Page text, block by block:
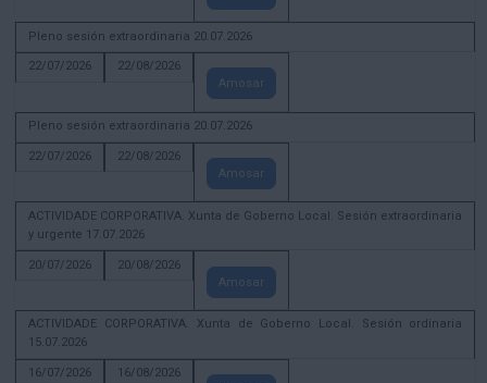
Pleno sesión extraordinaria 20.07.2026
22/07/2026
22/08/2026
Amosar
Pleno sesión extraordinaria 20.07.2026
22/07/2026
22/08/2026
Amosar
ACTIVIDADE CORPORATIVA. Xunta de Goberno Local. Sesión extraordinaria
y urgente 17.07.2026
20/07/2026
20/08/2026
Amosar
ACTIVIDADE CORPORATIVA. Xunta de Goberno Local. Sesión ordinaria
15.07.2026
16/07/2026
16/08/2026